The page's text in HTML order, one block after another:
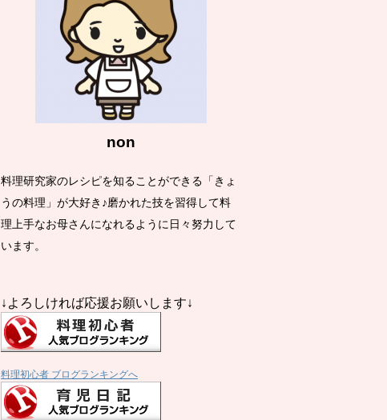
non
料理研究家のレシピを知ることができる「きょ
うの料理」が大好き♪磨かれた技を習得して料
理上手なお母さんになれるように日々努力して
います。
↓よろしければ応援お願いします↓
料理初心者 ブログランキングへ